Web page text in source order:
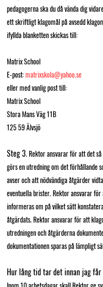
pedagogerna ska du då vända dig
ett skriftligt klagomål på avsedd
ifyllda blanketten skickas till:
Matrix School
E-post:matrixskola@yahoo.se
​eller med vanlig post till:
Matrix School
Stora Mans Väg 11B
125 59 Älvsjö
Steg 3. Rektor ansvarar för att det
görs en utredning om det förhållande
avser och att nödvändiga åtgärder
eventuella brister. Rektor ansvarar
informeras om på vilket sätt
åtgärdats. Rektor ansvarar för att
utredningen och åtgärderna
dokumentationen sparas på lämpligt
Hur lång tid tar det innan jag får